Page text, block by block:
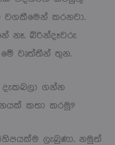
කරනවා.
නෑ. බිරින්දෑවරු
වෘත්තීන් තුන.
ගන්න
කතා කරමු?
ලැබුණා. නමුත්